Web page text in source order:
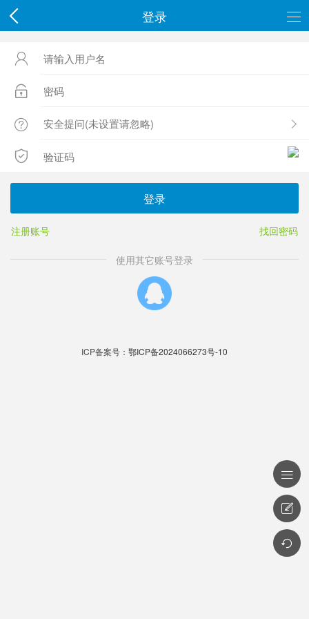
登录




登录
注册账号 找回密码
使用其它账号登录
ICP备案号： 鄂ICP备2024066273号-10


